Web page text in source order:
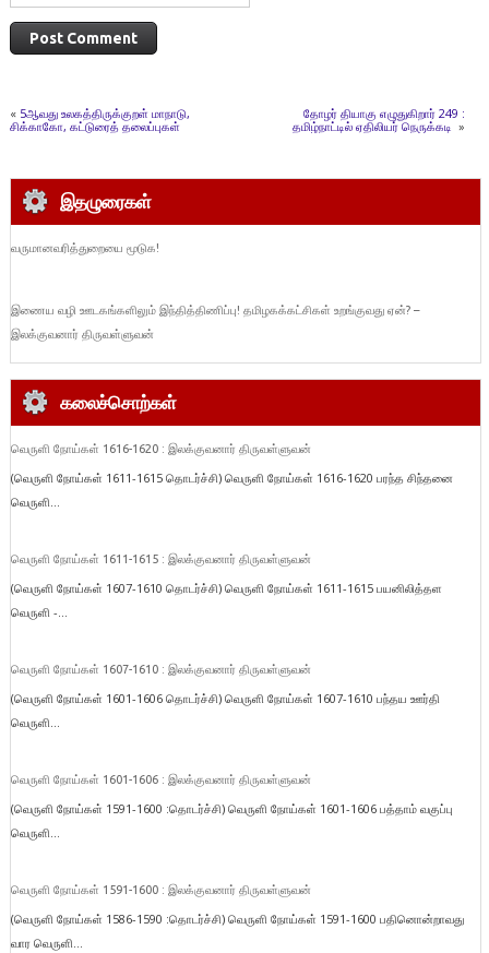
« 5ஆவது உலகத்திருக்குறள் மாநாடு,
சிக்காகோ, கட்டுரைத் தலைப்புகள்
தோழர் தியாகு எழுதுகிறார் 249 :
தமிழ்நாட்டில் ஏதிலியர் நெருக்கடி »
இதழுரைகள்
வருமானவரித்துறையை மூடுக!
இணைய வழி ஊடகங்களிலும் இந்தித்திணிப்பு! தமிழகக்கட்சிகள் உறங்குவது ஏன்? –
இலக்குவனார் திருவள்ளுவன்
கலைச்சொற்கள்
வெருளி நோய்கள் 1616-1620 : இலக்குவனார் திருவள்ளுவன்
(வெருளி நோய்கள் 1611-1615 தொடர்ச்சி) வெருளி நோய்கள் 1616-1620 பரந்த சிந்தனை
வெருளி...
வெருளி நோய்கள் 1611-1615 : இலக்குவனார் திருவள்ளுவன்
(வெருளி நோய்கள் 1607-1610 தொடர்ச்சி) வெருளி நோய்கள் 1611-1615 பயனிலித்தள
வெருளி -...
வெருளி நோய்கள் 1607-1610 : இலக்குவனார் திருவள்ளுவன்
(வெருளி நோய்கள் 1601-1606 தொடர்ச்சி) வெருளி நோய்கள் 1607-1610 பந்தய ஊர்தி
வெருளி...
வெருளி நோய்கள் 1601-1606 : இலக்குவனார் திருவள்ளுவன்
(வெருளி நோய்கள் 1591-1600 :தொடர்ச்சி) வெருளி நோய்கள் 1601-1606 பத்தாம் வகுப்பு
வெருளி...
வெருளி நோய்கள் 1591-1600 : இலக்குவனார் திருவள்ளுவன்
(வெருளி நோய்கள் 1586-1590 :தொடர்ச்சி) வெருளி நோய்கள் 1591-1600 பதினொன்றாவது
வார வெருளி...